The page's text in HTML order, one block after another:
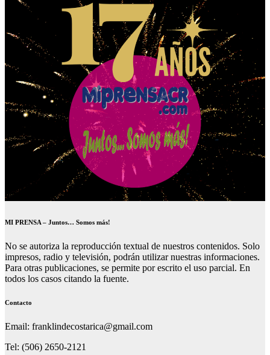
MI PRENSA – Juntos… Somos más!
No se autoriza la reproducción textual de nuestros contenidos. Solo
impresos, radio y televisión, podrán utilizar nuestras informaciones.
Para otras publicaciones, se permite por escrito el uso parcial. En
todos los casos citando la fuente.
Contacto
Email: franklindecostarica@gmail.com
Tel: (506) 2650-2121